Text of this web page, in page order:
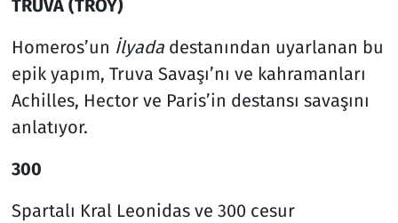
TRUVA (TROY)
Homeros’un İlyadadestanından uyarlanan bu
epik yapım, Truva Savaşı’nı ve kahramanları
Achilles, Hector ve Paris’in destansı savaşını
anlatıyor.
300
Spartalı Kral Leonidas ve 300 cesur